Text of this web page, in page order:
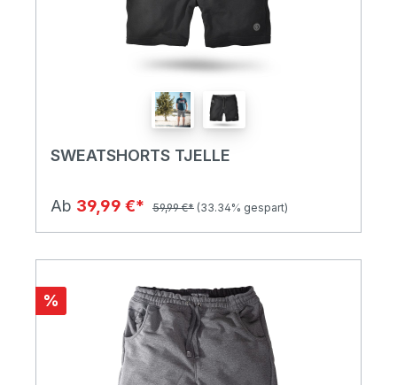
SWEATSHORTS TJELLE
Ab 39,99 €* 59,99 €* (33.34% gespart)
%